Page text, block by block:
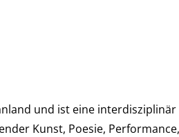
und ist eine
Kunst, Poesie,